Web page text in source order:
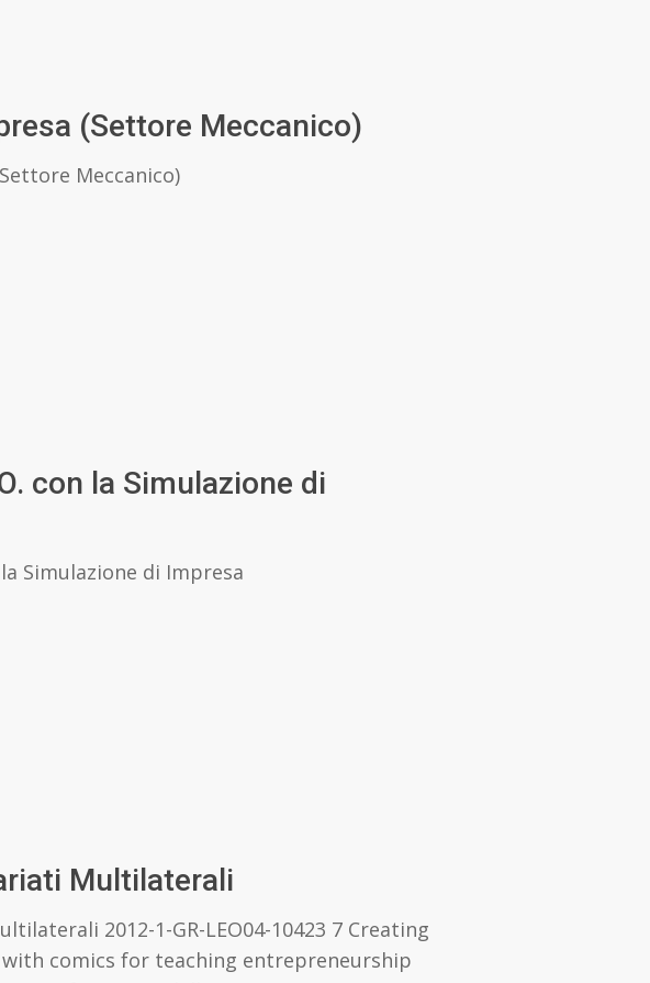
(Settore Meccanico)
Meccanico)
con la Simulazione di
Simulazione di Impresa
Multilaterali
2012-1-GR-LEO04-10423 7 Creating
comics for teaching entrepreneurship